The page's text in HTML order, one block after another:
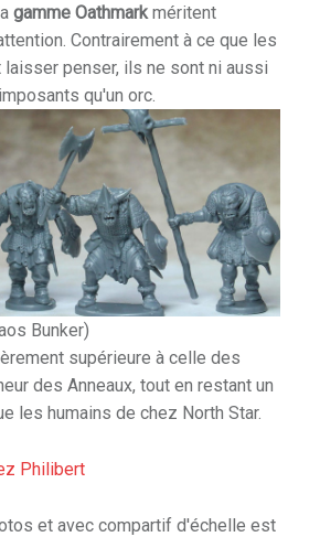
gamme Oathmarkméritent
Contrairement à ce que les
penser, ils ne sont ni aussi
qu'un orc.
Bunker)
supérieure à celle des
des Anneaux, tout en restant un
les humains de chez North Star.
Philibert
et avec compartif d'échelle est